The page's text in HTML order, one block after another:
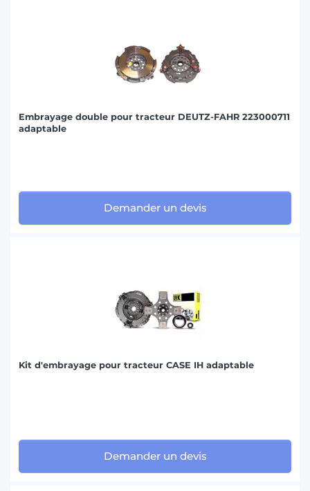
Embrayage double pour tracteur DEUTZ-FAHR 223000711
adaptable
Demander un devis
Kit d'embrayage pour tracteur CASE IH adaptable
Demander un devis